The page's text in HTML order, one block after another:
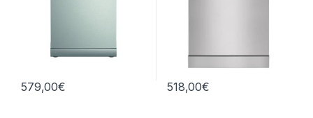
579,00€ 518,00€